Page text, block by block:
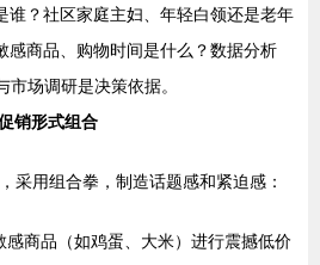
谁？社区家庭主妇、年轻白领还是老年
感商品、购物时间是什么？数据分析
市场调研是决策依据。
销形式组合
采用组合拳，制造话题感和紧迫感：
感商品（如鸡蛋、大米）进行震撼低价